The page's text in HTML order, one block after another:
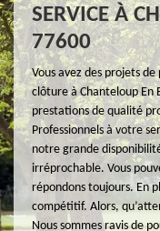
SERVICE À
77600
Vous avez des projets
clôture à Chanteloup En
prestations de qualité
Professionnels à votre
notre grande
irréprochable. Vous
répondons toujours. En
compétitif. Alors,
Nous sommes ravis de